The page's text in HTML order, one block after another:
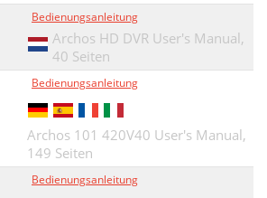
Bedienungsanleitung
Archos HD DVR User's Manual,
40 Seiten
Bedienungsanleitung
Archos 101 420V40 User's Manual,
149 Seiten
Bedienungsanleitung